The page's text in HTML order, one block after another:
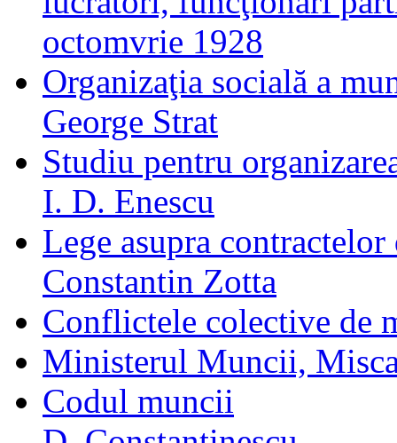
octomvrie 1928
Organizaţia socială a
George Strat
Studiu pentru
I. D. Enescu
Lege asupra contractelor
Constantin Zotta
Conflictele colective de
Ministerul Muncii,
Codul muncii